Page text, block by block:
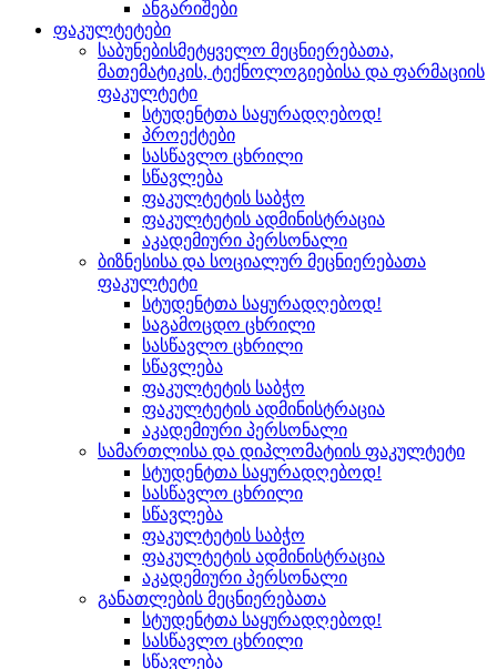
ანგარიშები
ფაკულტეტები
საბუნებისმეტყველო მეცნიერებათა,
მათემატიკის, ტექნოლოგიებისა და ფარმაციის
ფაკულტეტი
სტუდენტთა საყურადღებოდ!
პროექტები
სასწავლო ცხრილი
სწავლება
ფაკულტეტის საბჭო
ფაკულტეტის ადმინისტრაცია
აკადემიური პერსონალი
ბიზნესისა და სოციალურ მეცნიერებათა
ფაკულტეტი
სტუდენტთა საყურადღებოდ!
საგამოცდო ცხრილი
სასწავლო ცხრილი
სწავლება
ფაკულტეტის საბჭო
ფაკულტეტის ადმინისტრაცია
აკადემიური პერსონალი
სამართლისა და დიპლომატიის ფაკულტეტი
სტუდენტთა საყურადღებოდ!
სასწავლო ცხრილი
სწავლება
ფაკულტეტის საბჭო
ფაკულტეტის ადმინისტრაცია
აკადემიური პერსონალი
განათლების მეცნიერებათა
სტუდენტთა საყურადღებოდ!
სასწავლო ცხრილი
სწავლება